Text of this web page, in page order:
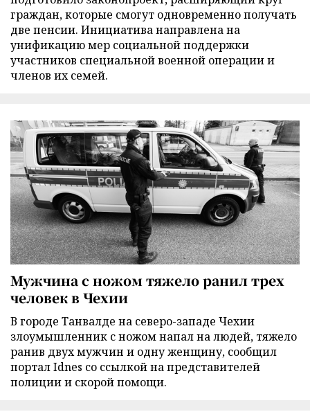
граждан, которые смогут одновременно получать
две пенсии. Инициатива направлена на
унификацию мер социальной поддержки
участников специальной военной операции и
членов их семей.
Мужчина с ножом тяжело ранил трех
человек в Чехии
В городе Танвалде на северо-западе Чехии
злоумышленник с ножом напал на людей, тяжело
ранив двух мужчин и одну женщину, сообщил
портал Idnes со ссылкой на представителей
полиции и скорой помощи.